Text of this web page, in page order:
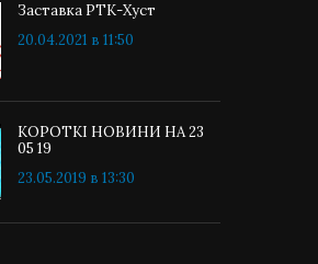
Заставка РТК-Хуст
20.04.2021 в 11:50
КОРОТКІ НОВИНИ НА 23
05 19
23.05.2019 в 13:30